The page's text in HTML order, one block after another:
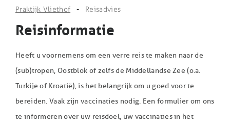
Praktijk Vliethof - Reisadvies
Reisinformatie
Heeft u voornemens om een verre reis te maken naar de
(sub)tropen, Oostblok of zelfs de Middellandse Zee (o.a.
Turkije of Kroatië), is het belangrijk om u goed voor te
bereiden. Vaak zijn vaccinaties nodig. Een formulier om ons
te informeren over uw reisdoel, uw vaccinaties in het